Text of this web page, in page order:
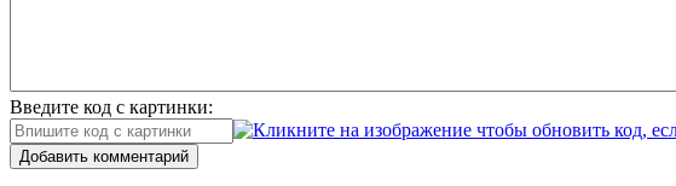
Введите код с картинки:
Добавить комментарий